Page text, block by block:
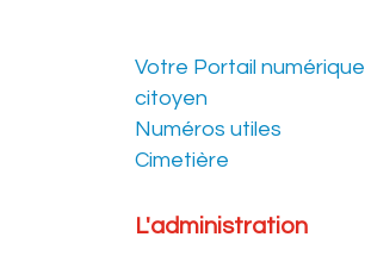
Votre Portail numérique
citoyen
Numéros utiles
Cimetière
L'administration